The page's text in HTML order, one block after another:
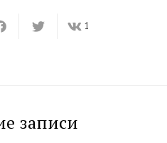
1
записи